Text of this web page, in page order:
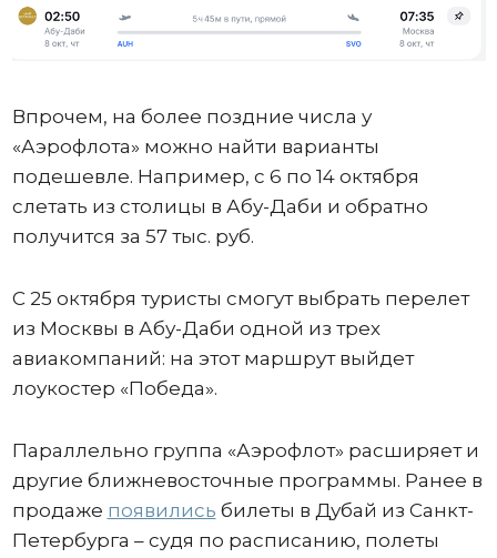
Впрочем, на более поздние числа у
«Аэрофлота» можно найти варианты
подешевле. Например, с 6 по 14 октября
слетать из столицы в Абу-Даби и обратно
получится за 57 тыс. руб.
С 25 октября туристы смогут выбрать перелет
из Москвы в Абу-Даби одной из трех
авиакомпаний: на этот маршрут выйдет
лоукостер «Победа».
Параллельно группа «Аэрофлот» расширяет и
другие ближневосточные программы. Ранее в
продаже появились билеты в Дубай из Санкт-
Петербурга – судя по расписанию, полеты